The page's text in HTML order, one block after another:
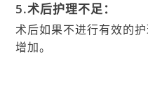
5.术后护理不足：
术后如果不进行有效的
增加。